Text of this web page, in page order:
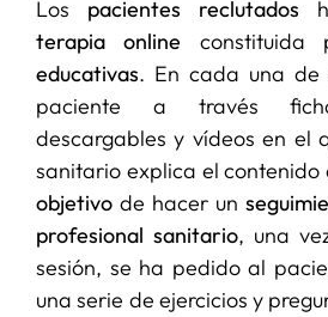
Los pacientes reclutados
terapia online
educativas. En cada una de
paciente a través
descargables y vídeos en el
sanitario explica el contenido
objetivo de hacer un
profesional sanitario, una
sesión, se ha pedido al
una serie de ejercicios y